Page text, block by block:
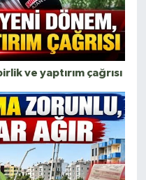
ve yaptırım çağrısı